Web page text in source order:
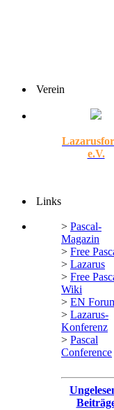
Verein
e.V.
Links
> Pascal-
Magazin
> Free
> Lazarus
> Free
Wiki
> EN
> Lazarus-
Konferenz
> Pascal
Conference